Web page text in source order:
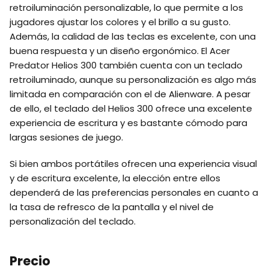
retroiluminación personalizable, lo que permite a los
jugadores ajustar los colores y el brillo a su gusto.
Además, la calidad de las teclas es excelente, con una
buena respuesta y un diseño ergonómico. El Acer
Predator Helios 300 también cuenta con un teclado
retroiluminado, aunque su personalización es algo más
limitada en comparación con el de Alienware. A pesar
de ello, el teclado del Helios 300 ofrece una excelente
experiencia de escritura y es bastante cómodo para
largas sesiones de juego.
Si bien ambos portátiles ofrecen una experiencia visual
y de escritura excelente, la elección entre ellos
dependerá de las preferencias personales en cuanto a
la tasa de refresco de la pantalla y el nivel de
personalización del teclado.
Precio